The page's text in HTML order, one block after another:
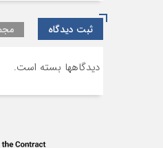
ثبت دیدگاه
دیدگاهها بسته است.